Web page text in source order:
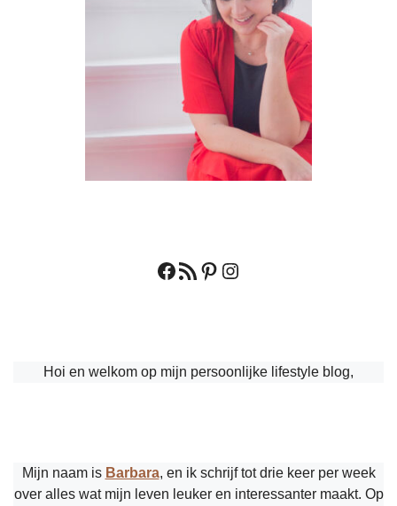
Facebook
RSS feedPinterest
Instagram
Hoi en welkom op mijn persoonlijke lifestyle blog,
Mijn naam is Barbara, en ik schrijf tot drie keer per week
over alles wat mijn leven leuker en interessanter maakt. Op